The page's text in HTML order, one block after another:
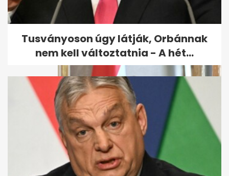
Újabb medvetámadás:
megskalpolta áldozatát egy
medve Csatószegen
Tusványoson úgy látják, Orbánnak
nem kell változtatnia - A hét...